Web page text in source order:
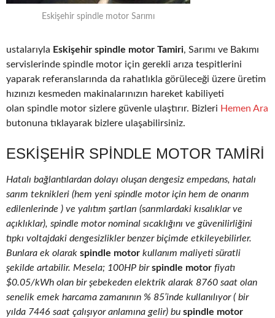
Eskişehir spindle motor Sarımı
ustalarıyla Eskişehir spindle motor Tamiri, Sarımı ve Bakımı
servislerinde spindle motor için gerekli arıza tespitlerini
yaparak referanslarında da rahatlıkla görüleceği üzere üretim
hızınızı kesmeden makinalarınızın hareket kabiliyeti
olan spindle motor sizlere güvenle ulaştırır. Bizleri Hemen Ara
butonuna tıklayarak bizlere ulaşabilirsiniz.
ESKIŞEHIR SPINDLE MOTOR TAMIRI
Hatalı bağlantılardan dolayı oluşan dengesiz empedans, hatalı
sarım teknikleri (hem yeni spindle motor için hem de onarım
edilenlerinde ) ve yalıtım şartları (sarımlardaki kısalıklar ve
açıklıklar), spindle motor nominal sıcaklığını ve güvenilirliğini
tıpkı voltajdaki dengesizlikler benzer biçimde etkileyebilirler.
Bunlara ek olarak spindle motor kullanım maliyeti süratli
şekilde artabilir. Mesela; 100HP birspindle motor fiyatı
$0.05/kWh olan bir şebekeden elektrik alarak 8760 saat olan
senelik emek harcama zamanının % 85’inde kullanılıyor ( bir
yılda 7446 saat çalışıyor anlamına gelir) bu spindle motor